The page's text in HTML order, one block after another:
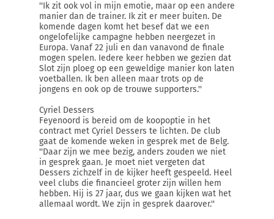
''Ik zit ook vol in mijn emotie, maar op een andere
manier dan de trainer. Ik zit er meer buiten. De
komende dagen komt het besef dat we een
ongelofelijke campagne hebben neergezet in
Europa. Vanaf 22 juli en dan vanavond de finale
mogen spelen. Iedere keer hebben we gezien dat
Slot zijn ploeg op een geweldige manier kon laten
voetballen. Ik ben alleen maar trots op de
jongens en ook op de trouwe supporters.''
Cyriel Dessers
Feyenoord is bereid om de koopoptie in het
contract met Cyriel Dessers te lichten. De club
gaat de komende weken in gesprek met de Belg.
''Daar zijn we mee bezig, anders zouden we niet
in gesprek gaan. Je moet niet vergeten dat
Dessers zichzelf in de kijker heeft gespeeld. Heel
veel clubs die financieel groter zijn willen hem
hebben. Hij is 27 jaar, dus we gaan kijken wat het
allemaal wordt. We zijn in gesprek daarover.''